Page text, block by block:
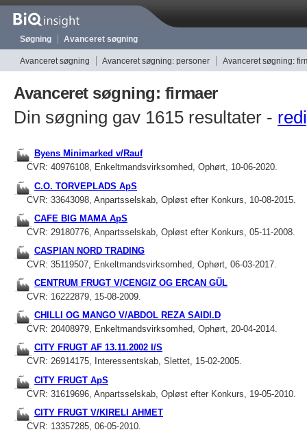
Søgning Avanceret søgning
Avanceret søgning Avanceret søgning: personer Avanceret søgning:
Avanceret søgning: firmaer
Din søgning gav 1615 resultater -
Byens Minimarked v/Rauf
CVR: 40976108, Enkeltmandsvirksomhed, Ophørt, 10-06-2020.
C.O. TORVEPLADS ApS
CVR: 33643098, Anpartsselskab, Opløst efter Konkurs, 10-08-2015.
CAFE BIG MAMA ApS
CVR: 29180776, Anpartsselskab, Opløst efter Konkurs, 05-11-2008.
CASPIAN NORD TRADING
CVR: 35119507, Enkeltmandsvirksomhed, Ophørt, 06-03-2017.
CENTRUM FRUGT V/CENGIZ OG ERCAN GÜL
CVR: 16222879, 15-08-2009.
CHILLI OG MANGO V/ABDOL REZA SAIDI.D
CVR: 20408979, Enkeltmandsvirksomhed, Ophørt, 20-04-2014.
CITY FRUGT AF 13.11.2002 I/S
CVR: 26914175, Interessentskab, Slettet, 15-02-2005.
CITY FRUGT ApS
CVR: 31619696, Anpartsselskab, Opløst efter Konkurs, 19-05-2010.
CITY FRUGT V/KIRELI AHMET
CVR: 13357285, 06-05-2010.